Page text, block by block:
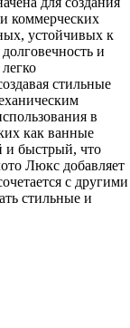
коммерческих
устойчивых к
и
стильные
в
как ванные
и быстрый, что
Люкс добавляет
с другими
стильные и